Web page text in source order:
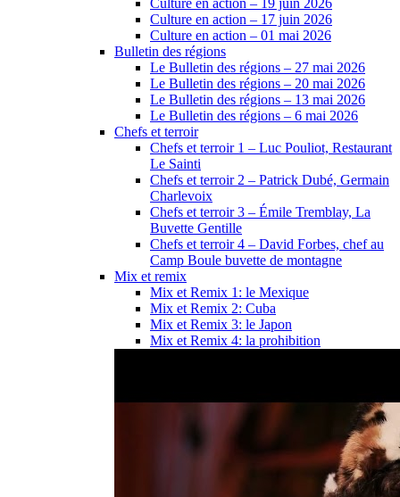
Culture en action – 19 juin 2026
Culture en action – 17 juin 2026
Culture en action – 01 mai 2026
Bulletin des régions
Le Bulletin des régions – 27 mai 2026
Le Bulletin des régions – 20 mai 2026
Le Bulletin des régions – 13 mai 2026
Le Bulletin des régions – 6 mai 2026
Chefs et terroir
Chefs et terroir 1 – Luc Pouliot, Restaurant
Le Sainti
Chefs et terroir 2 – Patrick Dubé, Germain
Charlevoix
Chefs et terroir 3 – Émile Tremblay, La
Buvette Gentille
Chefs et terroir 4 – David Forbes, chef au
Camp Boule buvette de montagne
Mix et remix
Mix et Remix 1: le Mexique
Mix et Remix 2: Cuba
Mix et Remix 3: le Japon
Mix et Remix 4: la prohibition